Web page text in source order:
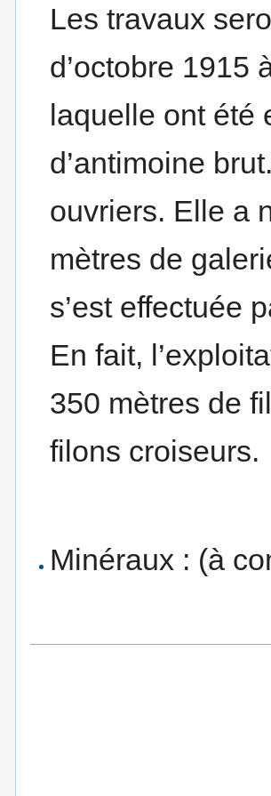
Les travaux
d’octobre 1915
laquelle ont été
d’antimoine
ouvriers. Elle a
mètres de
s’est effectuée
En fait,
350 mètres de
filons croiseurs.
Minéraux : (à